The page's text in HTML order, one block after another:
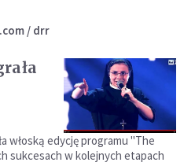
/ drr
włoską edycję programu "The
sukcesach w kolejnych etapach